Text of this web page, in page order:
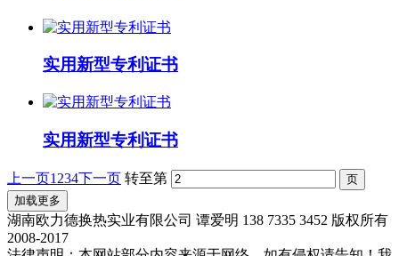
实用新型专利证书
实用新型专利证书
上一页1 234下一页 转至第
加载更多
湖南欧力德换热实业有限公司 谭爱明 138 7335 3452 版权所有
2008-2017